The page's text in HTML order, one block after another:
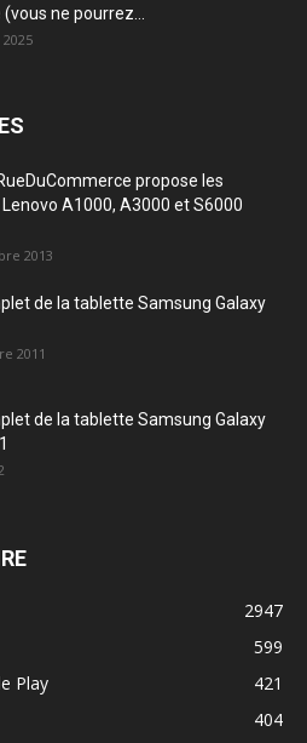
ne pourrez...
propose les
A1000, A3000 et S6000
2013
de la tablette Samsung Galaxy
2011
de la tablette Samsung Galaxy
2947
599
Play
421
404